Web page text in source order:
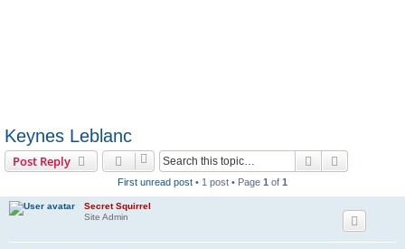
Keynes Leblanc
Post Reply Search
First unread post • 1 post • Page 1 of 1
Secret Squirrel
Site Admin